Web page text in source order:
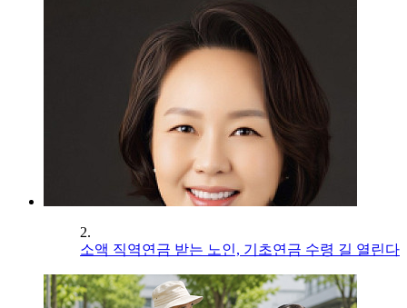
2.
소액 직역연금 받는 노인, 기초연금 수령 길 열린다